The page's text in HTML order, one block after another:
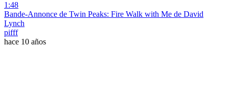
1:48
Bande-Annonce de Twin Peaks: Fire Walk with Me de David
Lynch
pifff
hace 10 años